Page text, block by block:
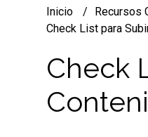
Inicio
Recursos
Check List para
Check